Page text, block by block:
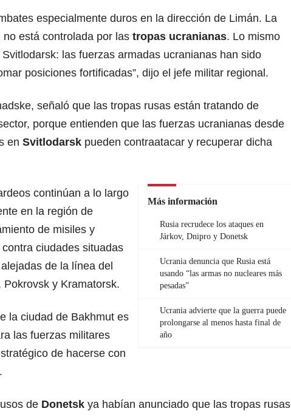
especialmente duros en la dirección de Limán. La
está controlada por las tropas ucranianas. Lo mismo
las fuerzas armadas ucranianas han sido
posiciones fortificadas”, dijo el jefe militar regional.
señaló que las tropas rusas están tratando de
porque entienden que las fuerzas ucranianas desde
en Svitlodarsk pueden contraatacar y recuperar dicha
Más información
Rusia recrudece los ataques en
Járkov, Dnipro y Donetsk
Ucrania denuncia que Rusia está
usando “las armas no nucleares más
pesadas”
Ucrania advierte que la guerra puede
prolongarse al menos hasta final de
año
continúan a lo largo
en la región de
de misiles y
ciudades situadas
de la línea del
y Kramatorsk.
la ciudad de Bakhmut es
las fuerzas militares
de hacerse con
.
de Donetsk ya habían anunciado que las tropas rusas